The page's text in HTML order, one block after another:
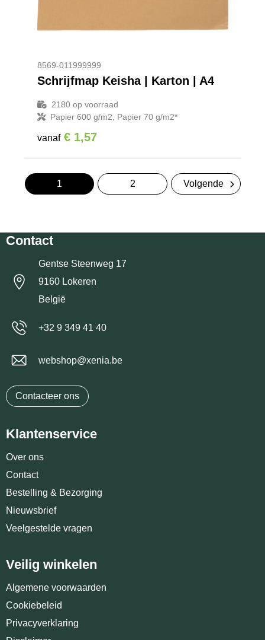
8569-011999999
Schrijfmap Keisha | Karton | A4
2180op voorraad
Papier 600 g/m2, Papier 70 g/m2*
vanaf € 1,57
1 2 Volgende
Contact
Gentse Steenweg 17
9160 Lokeren
België
+32 9 349 41 40
webshop@xenia.be
Contacteer ons
Klantenservice
Over ons
Contact
Bestelling & Bezorging
Nieuwsbrief
Veelgestelde vragen
Veilig winkelen
Algemene voorwaarden
Cookiebeleid
Privacyverklaring